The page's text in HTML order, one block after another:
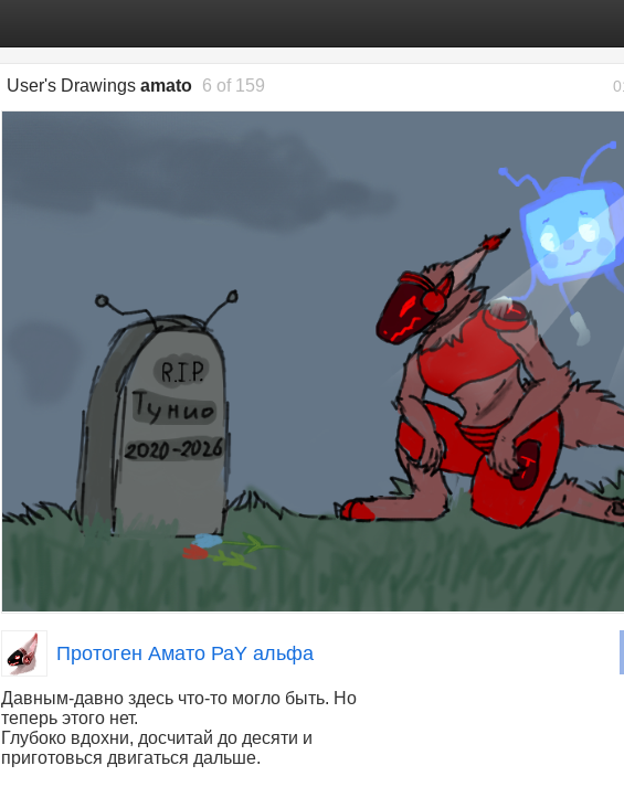
User's Drawings amato 6 of 159
Протоген Амато РаY альфа
Давным-давно здесь что-то могло быть. Но
теперь этого нет.
Глубоко вдохни, досчитай до десяти и
приготовься двигаться дальше.